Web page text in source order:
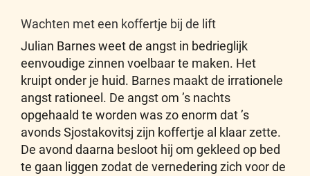
Wachten met een koffertje bij de lift
Julian Barnes weet de angst in bedrieglijk
eenvoudige zinnen voelbaar te maken. Het
kruipt onder je huid. Barnes maakt de irrationele
angst rationeel. De angst om ’s nachts
opgehaald te worden was zo enorm dat ’s
avonds Sjostakovitsj zijn koffertje al klaar zette.
De avond daarna besloot hij om gekleed op bed
te gaan liggen zodat de vernedering zich voor de